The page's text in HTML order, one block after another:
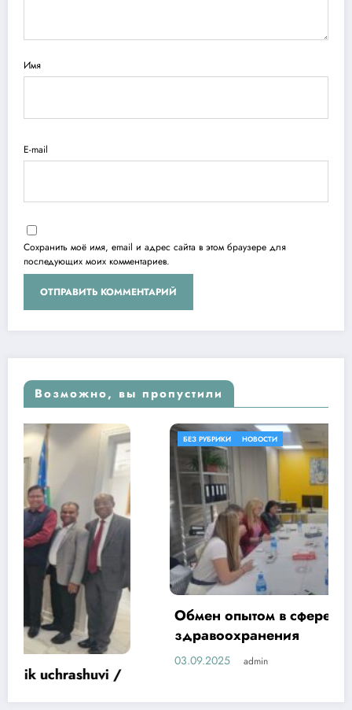
Имя
E-mail
Сохранить моё имя, email и адрес сайта в этом браузере для
последующих моих комментариев.
Возможно, вы пропустили
Обмен опытом в сфере цифровизации
здравоохранения